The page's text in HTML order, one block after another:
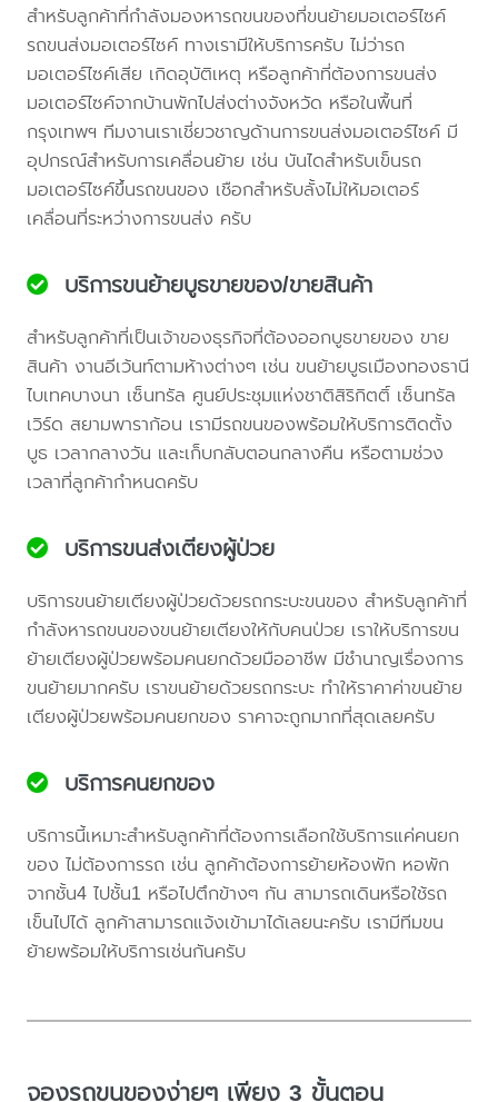
สำหรับลูกค้าที่กำลังมองหารถขนของที่ขนย้ายมอเตอร์ไซค์
รถขนส่งมอเตอร์ไซค์ ทางเรามีให้บริการครับ ไม่ว่ารถ
มอเตอร์ไซค์เสีย เกิดอุบัติเหตุ หรือลูกค้าที่ต้องการขนส่ง
มอเตอร์ไซค์จากบ้านพักไปส่งต่างจังหวัด หรือในพื้นที่
กรุงเทพฯ ทีมงานเราเชี่ยวชาญด้านการขนส่งมอเตอร์ไซค์ มี
อุปกรณ์สำหรับการเคลื่อนย้าย เช่น บันไดสำหรับเข็นรถ
มอเตอร์ไซค์ขึ้นรถขนของ เชือกสำหรับลั้งไม่ให้มอเตอร์
เคลื่อนที่ระหว่างการขนส่ง ครับ
บริการขนย้ายบูธขายของ/ขายสินค้า
สำหรับลูกค้าที่เป็นเจ้าของธุรกิจที่ต้องออกบูธขายของ ขาย
สินค้า งานอีเว้นท์ตามห้างต่างๆ เช่น ขนย้ายบูธเมืองทองธานี
ไบเทคบางนา เซ็นทรัล ศูนย์ประชุมแห่งชาติสิริกิตติ์ เซ็นทรัล
เวิร์ด สยามพาราก้อน เรามีรถขนของพร้อมให้บริการติดตั้ง
บูธ เวลากลางวัน และเก็บกลับตอนกลางคืน หรือตามช่วง
เวลาที่ลูกค้ากำหนดครับ
บริการขนส่งเตียงผู้ป่วย
บริการขนย้ายเตียงผู้ป่วยด้วยรถกระบะขนของ สำหรับลูกค้าที่
กำลังหารถขนของขนย้ายเตียงให้กับคนป่วย เราให้บริการขน
ย้ายเตียงผู้ป่วยพร้อมคนยกด้วยมืออาชีพ มีชำนาญเรื่องการ
ขนย้ายมากครับ เราขนย้ายด้วยรถกระบะ ทำให้ราคาค่าขนย้าย
เตียงผู้ป่วยพร้อมคนยกของ ราคาจะถูกมากที่สุดเลยครับ
บริการคนยกของ
บริการนี้เหมาะสำหรับลูกค้าที่ต้องการเลือกใช้บริการแค่คนยก
ของ ไม่ต้องการรถ เช่น ลูกค้าต้องการย้ายห้องพัก หอพัก
จากชั้น4 ไปชั้น1 หรือไปตึกข้างๆ กัน สามารถเดินหรือใช้รถ
เข็นไปได้ ลูกค้าสามารถแจ้งเข้ามาได้เลยนะครับ เรามีทีมขน
ย้ายพร้อมให้บริการเช่นกันครับ
จองรถขนของง่ายๆ เพียง 3 ขั้นตอน